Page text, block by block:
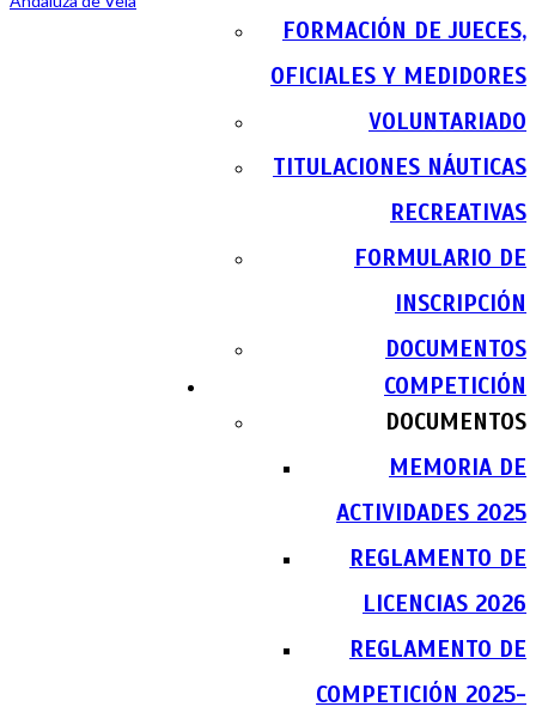
FORMACIÓN DE JUECES,
OFICIALES Y MEDIDORES
VOLUNTARIADO
TITULACIONES NÁUTICAS
RECREATIVAS
FORMULARIO DE
INSCRIPCIÓN
DOCUMENTOS
COMPETICIÓN
DOCUMENTOS
MEMORIA DE
ACTIVIDADES 2025
REGLAMENTO DE
LICENCIAS 2026
REGLAMENTO DE
COMPETICIÓN 2025-